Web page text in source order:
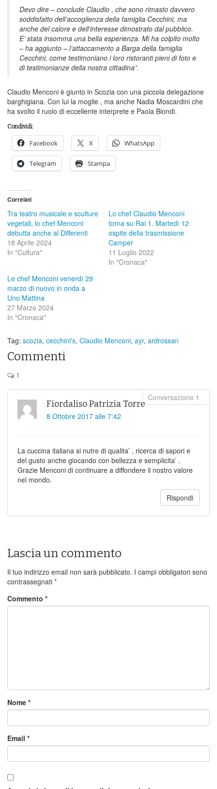
Devo dire – conclude Claudio , che sono rimasto davvero
soddisfatto dell’accoglienza della famiglia Cecchini, ma
anche del calore e dell’interesse dimostrato dal pubblico.
E’ stata insomma una bella esperienza. Mi ha colpito molto
– ha aggiunto – l’attaccamento a Barga della famiglia
Cecchini, come testimoniano i loro ristoranti pieni di foto e
di testimonianze della nostra cittadina”.
Claudio Menconi è giunto in Scozia con una piccola delegazione
barghigiana. Con lui la moglie , ma anche Nadia Moscardini che
ha svolto il ruolo di eccellente interprete e Paola Biondi.
Condividi:
Facebook X WhatsApp
Telegram Stampa
Correlati
Tra teatro musicale e sculture
vegetali, lo chef Menconi
debutta anche al Differenti
18 Aprile 2024
In "Cultura"
Lo chef Claudio Menconi
torna su Rai 1. Martedì 12
ospite della trasmissione
Camper
11 Luglio 2022
In "Cronaca"
Le chef Menconi venerdì 29
marzo di nuovo in onda a
Uno Mattina
27 Marzo 2024
In "Cronaca"
Tag: scozia, cecchini's, Claudio Menconi, ayr, ardrossan
Commenti
1
Fiordaliso Patrizia Torre
8 Ottobre 2017 alle 7:42
La cuccina italiana si nutre di qualita’ , ricerca di sapori e
del gusto anche giocando con bellezza e semplicita’ .
Grazie Menconi di continuare a diffondere il nostro valore
nel mondo.
Rispondi
Lascia un commento
Il tuo indirizzo email non sarà pubblicato. I campi obbligatori sono
contrassegnati *
Commento *
Nome *
Email *